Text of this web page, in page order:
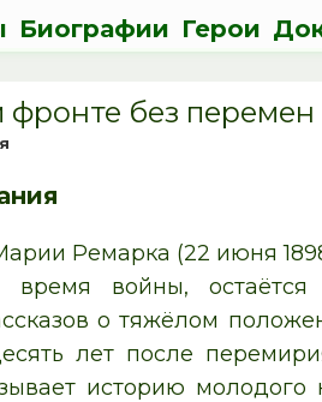
Биографии Герои
фронте без
Ремарка (22 июня
время войны,
о тяжёлом
лет после
историю